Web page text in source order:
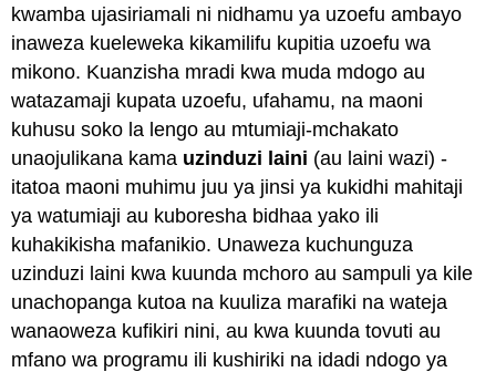
kwamba ujasiriamali ni nidhamu ya uzoefu ambayo
inaweza kueleweka kikamilifu kupitia uzoefu wa
mikono. Kuanzisha mradi kwa muda mdogo au
watazamaji kupata uzoefu, ufahamu, na maoni
kuhusu soko la lengo au mtumiaji-mchakato
unaojulikana kama uzinduzi laini (au laini wazi) -
itatoa maoni muhimu juu ya jinsi ya kukidhi mahitaji
ya watumiaji au kuboresha bidhaa yako ili
kuhakikisha mafanikio. Unaweza kuchunguza
uzinduzi laini kwa kuunda mchoro au sampuli ya kile
unachopanga kutoa na kuuliza marafiki na wateja
wanaoweza kufikiri nini, au kwa kuunda tovuti au
mfano wa programu ili kushiriki na idadi ndogo ya